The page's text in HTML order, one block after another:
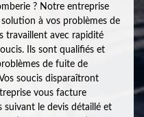
? Notre entreprise
à vos problèmes de
travaillent avec rapidité
Ils sont qualifiés et
de fuite de
soucis disparaîtront
vous facture
suivant le devis détaillé et